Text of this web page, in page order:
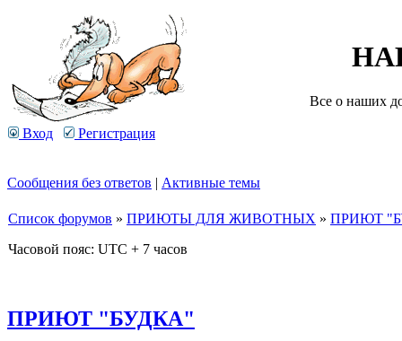
Все о наших
Вход Регистрация
Сообщения без ответов | Активные темы
Список форумов » ПРИЮТЫ ДЛЯ ЖИВОТНЫХ » ПРИЮТ
Часовой пояс: UTC + 7 часов
ПРИЮТ "БУДКА"